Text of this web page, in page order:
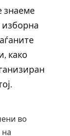
знаеме
изборна
како
во
на